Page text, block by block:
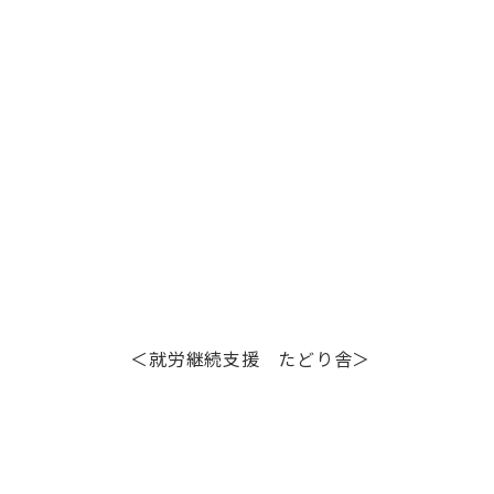
＜就労継続支援 たどり舎＞